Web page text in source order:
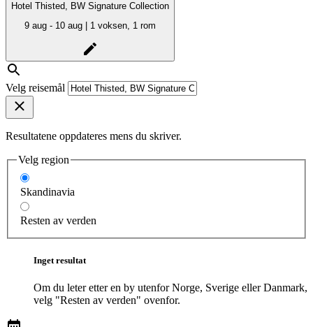
Hotel Thisted, BW Signature Collection
9 aug - 10 aug | 1 voksen, 1 rom
Velg reisemål
Resultatene oppdateres mens du skriver.
Velg region
Skandinavia
Resten av verden
Inget resultat
Om du leter etter en by utenfor Norge, Sverige eller Danmark,
velg "Resten av verden" ovenfor.